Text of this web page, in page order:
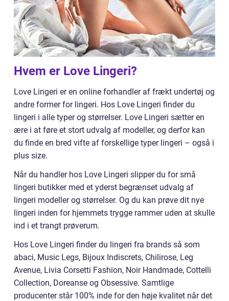
Hvem er Love Lingeri?
Love Lingeri er en online forhandler af frækt undertøj og
andre former for lingeri. Hos Love Lingeri finder du
lingeri i alle typer og størrelser. Love Lingeri sætter en
ære i at føre et stort udvalg af modeller, og derfor kan
du finde en bred vifte af forskellige typer lingeri – også i
plus size.
Når du handler hos Love Lingeri slipper du for små
lingeri butikker med et yderst begrænset udvalg af
lingeri modeller og størrelser. Og du kan prøve dit nye
lingeri inden for hjemmets trygge rammer uden at skulle
ind i et trangt prøverum.
Hos Love Lingeri finder du lingeri fra brands så som
abaci, Music Legs, Bijoux Indiscrets, Chilirose, Leg
Avenue, Livia Corsetti Fashion, Noir Handmade, Cottelli
Collection, Doreanse og Obsessive. Samtlige
producenter står 100% inde for den høje kvalitet når det